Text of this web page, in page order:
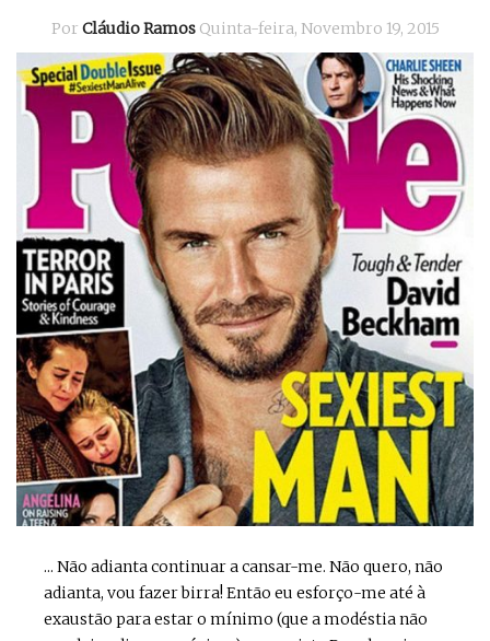
Por Cláudio Ramos Quinta-feira, Novembro 19, 2015
... Não adianta continuar a cansar-me. Não quero, não
adianta, vou fazer birra! Então eu esforço-me até à
exaustão para estar o mínimo (que a modéstia não